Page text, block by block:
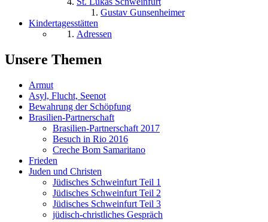
Gustav Gunsenheimer
Kindertagesstätten
Adressen
Unsere Themen
Armut
Asyl, Flucht, Seenot
Bewahrung der Schöpfung
Brasilien-Partnerschaft
Brasilien-Partnerschaft 2017
Besuch in Rio 2016
Creche Bom Samaritano
Frieden
Juden und Christen
Jüdisches Schweinfurt Teil 1
Jüdisches Schweinfurt Teil 2
Jüdisches Schweinfurt Teil 3
jüdisch-christliches Gespräch